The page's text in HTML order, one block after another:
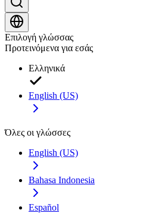
Επιλογή γλώσσας
Προτεινόμενα για εσάς
Ελληνικά
English (US)
Όλες οι γλώσσες
English (US)
Bahasa Indonesia
Español